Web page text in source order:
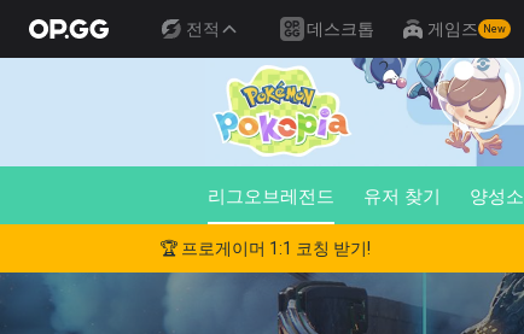
전적 데스크톱 게임즈 New
리그오브레전드 유저 찾기 양성소
🏆 프로게이머 1:1 코칭 받기!